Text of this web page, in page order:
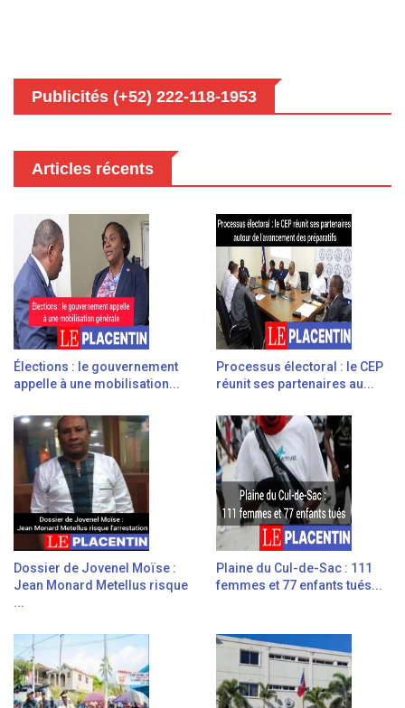
Publicités (+52) 222-118-1953
Articles récents
Élections : le gouvernement
appelle à une mobilisation...
Processus électoral : le CEP
réunit ses partenaires au...
Dossier de Jovenel Moïse :
Jean Monard Metellus risque
...
Plaine du Cul-de-Sac : 111
femmes et 77 enfants tués...